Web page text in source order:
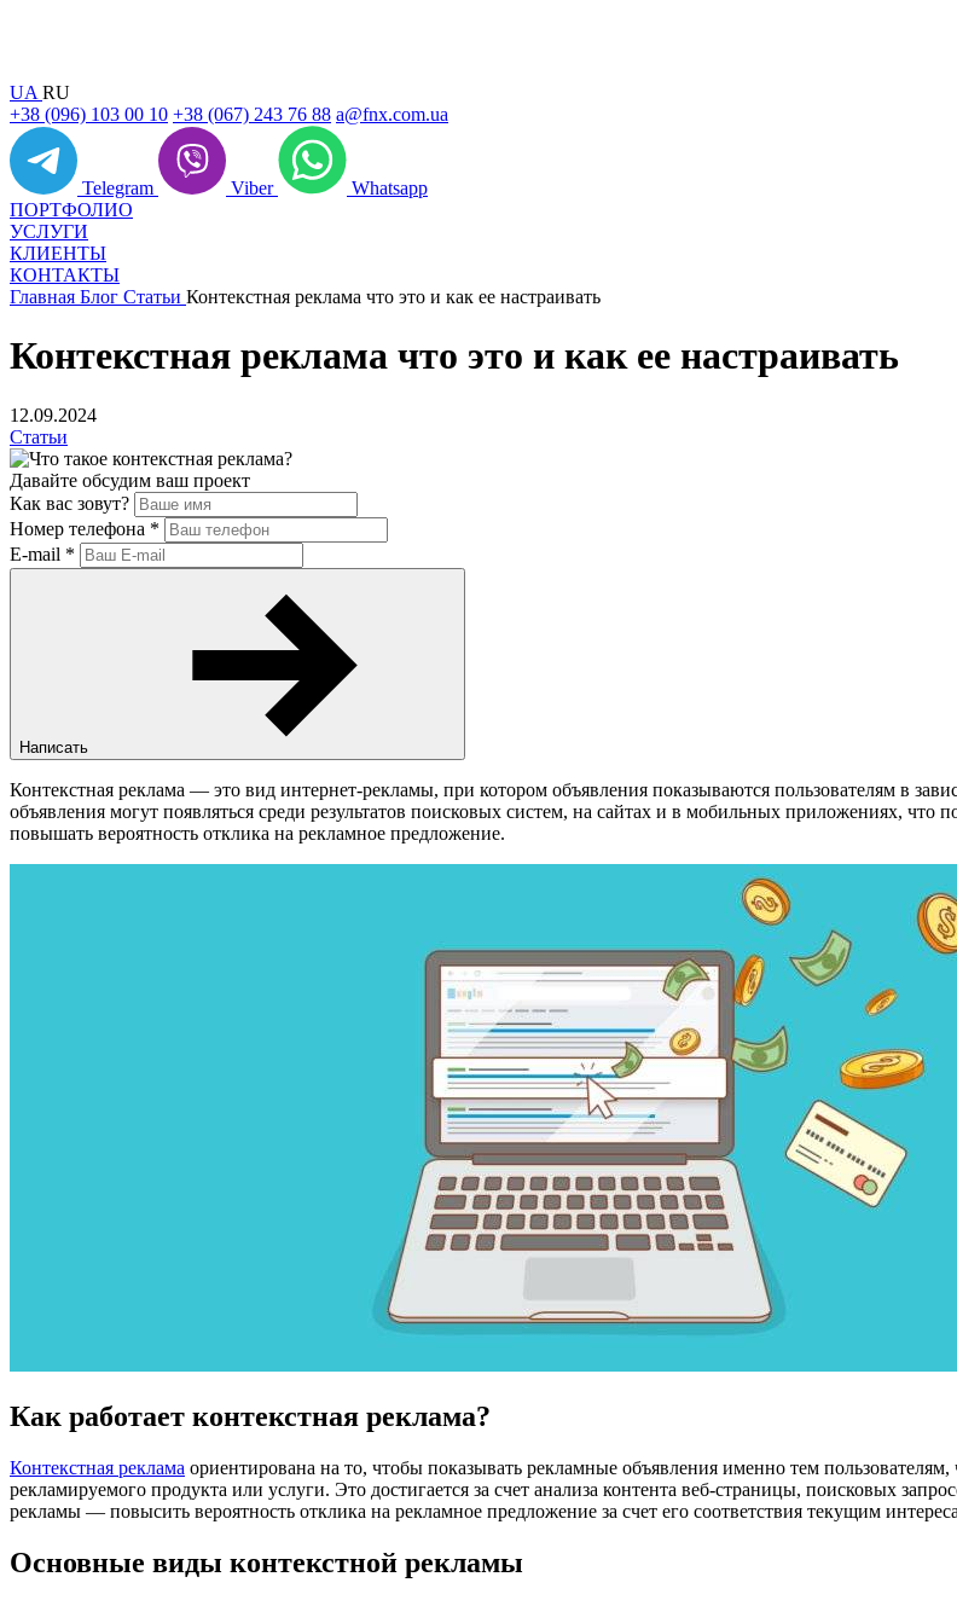
UA RU
+38 (096) 103 00 10 +38 (067) 243 76 88 a@fnx.com.ua
Telegram Viber
Whatsapp
ПОРТФОЛИО
УСЛУГИ
КЛИЕНТЫ
КОНТАКТЫ
Главная Блог Статьи Контекстная реклама что это и как ее настраивать
Контекстная реклама что это и как ее настраивать
12.09.2024
Статьи
Давайте обсудим ваш проект
Как вас зовут?
Номер телефона *
E-mail *
Написать
Контекстная реклама — это вид интернет-рекламы, при котором объявления показываются пользователям в
объявления могут появляться среди результатов поисковых систем, на сайтах и в мобильных приложениях, что
повышать вероятность отклика на рекламное предложение.
Как работает контекстная реклама?
Контекстная реклама ориентирована на то, чтобы показывать рекламные объявления именно тем
рекламируемого продукта или услуги. Это достигается за счет анализа контента веб-страницы, поисковых
рекламы — повысить вероятность отклика на рекламное предложение за счет его соответствия текущим
Основные виды контекстной рекламы